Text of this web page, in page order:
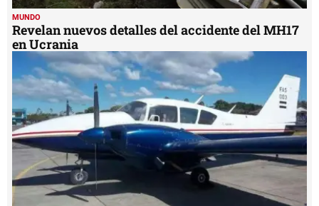
MUNDO
Revelan nuevos detalles del accidente del MH17
en Ucrania